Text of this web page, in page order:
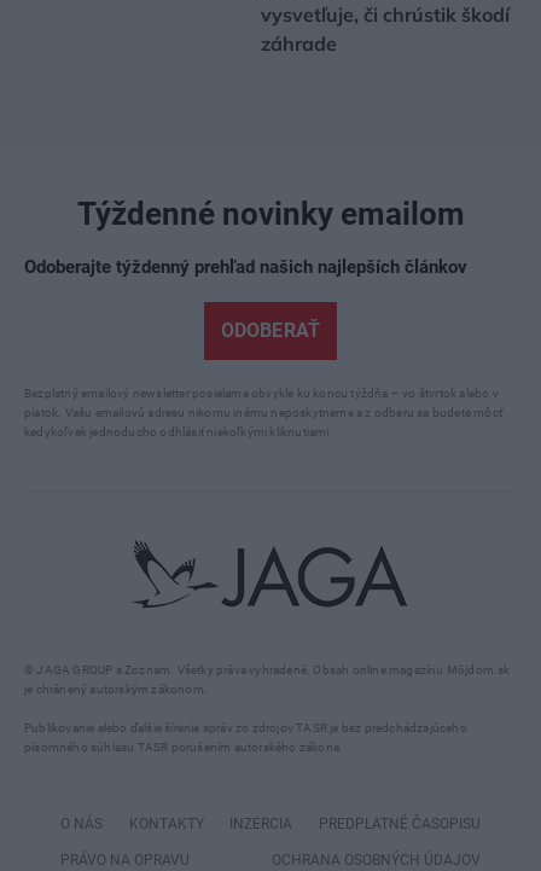
vysvetľuje, či chrústik škodí
záhrade
© JAGA GROUP a Zoznam. Všetky práva vyhradené. Obsah online magazínu Môjdom.sk
je chránený autorským zákonom.
Publikovanie alebo ďalšie šírenie správ zo zdrojov TASR je bez predchádzajúceho
písomného súhlasu TASR porušením autorského zákona.
Týždenné novinky emailom
Odoberajte týždenný prehľad našich najlepších článkov
ODOBERAŤ
Bezplatný emailový newsletter posielame obvykle ku koncu týždňa – vo štvrtok alebo v
piatok. Vašu emailovú adresu nikomu inému neposkytneme a z odberu sa budete môcť
kedykoľvek jednoducho odhlásiť niekoľkými kliknutiami.
O NÁS KONTAKTY INZERCIA PREDPLATNÉ ČASOPISU
PRÁVO NA OPRAVU OCHRANA OSOBNÝCH ÚDAJOV